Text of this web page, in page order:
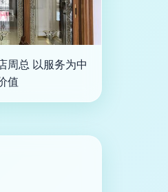
周总 以服务为中
值